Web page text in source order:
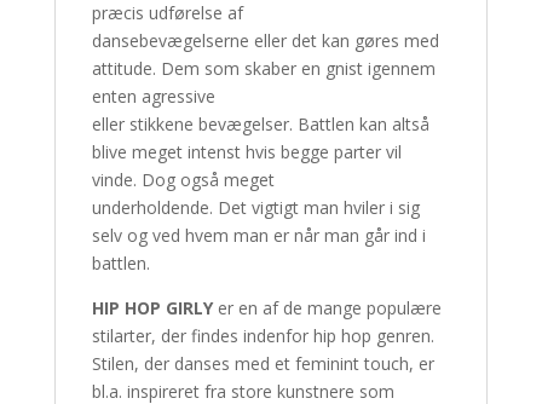
præcis udførelse af
dansebevægelserne eller det kan gøres med
attitude. Dem som skaber en gnist igennem
enten agressive
eller stikkene bevægelser. Battlen kan altså
blive meget intenst hvis begge parter vil
vinde. Dog også meget
underholdende. Det vigtigt man hviler i sig
selv og ved hvem man er når man går ind i
battlen.
HIP HOP GIRLY er en af de mange populære
stilarter, der findes indenfor hip hop genren.
Stilen, der danses med et feminint touch, er
bl.a. inspireret fra store kunstnere som